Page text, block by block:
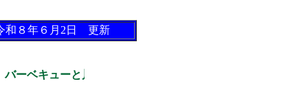
和８年６月2日 更新
ベキューと川遊びがおすすめ！★★★